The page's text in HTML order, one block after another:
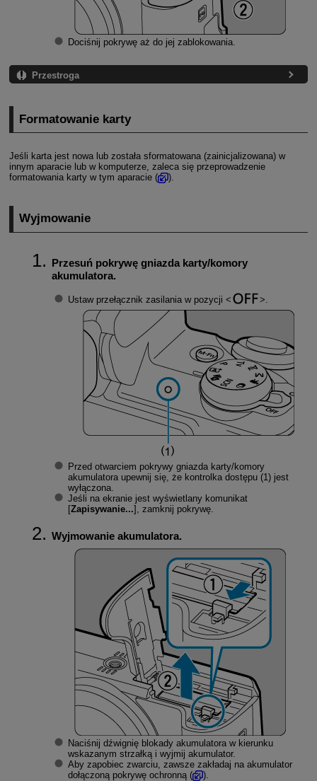
Dociśnij pokrywę aż do jej zablokowania.
Przestroga
Formatowanie karty
Jeśli karta jest nowa lub została sformatowana (zainicjalizowana) w
innym aparacie lub w komputerze, zaleca się przeprowadzenie
formatowania karty w tym aparacie (
).
Wyjmowanie
Przesuń pokrywę gniazda karty/komory
akumulatora.
Ustaw przełącznik zasilania w pozycji .
Przed otwarciem pokrywy gniazda karty/komory
akumulatora upewnij się, że kontrolka dostępu (1) jest
wyłączona.
Jeśli na ekranie jest wyświetlany komunikat
[Zapisywanie...], zamknij pokrywę.
Wyjmowanie akumulatora.
Naciśnij dźwignię blokady akumulatora w kierunku
wskazanym strzałką i wyjmij akumulator.
Aby zapobiec zwarciu, zawsze zakładaj na akumulator
dołączoną pokrywę ochronną (
).